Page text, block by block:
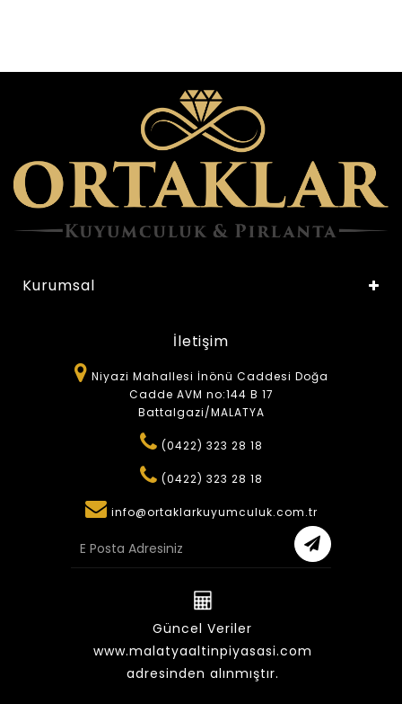
Kurumsal
İletişim
Niyazi Mahallesi İnönü Caddesi Doğa
Cadde AVM no:144 B 17
Battalgazi/MALATYA
(0422) 323 28 18
(0422) 323 28 18
info@ortaklarkuyumculuk.com.tr
Güncel Veriler
www.malatyaaltinpiyasasi.com
adresinden alınmıştır.